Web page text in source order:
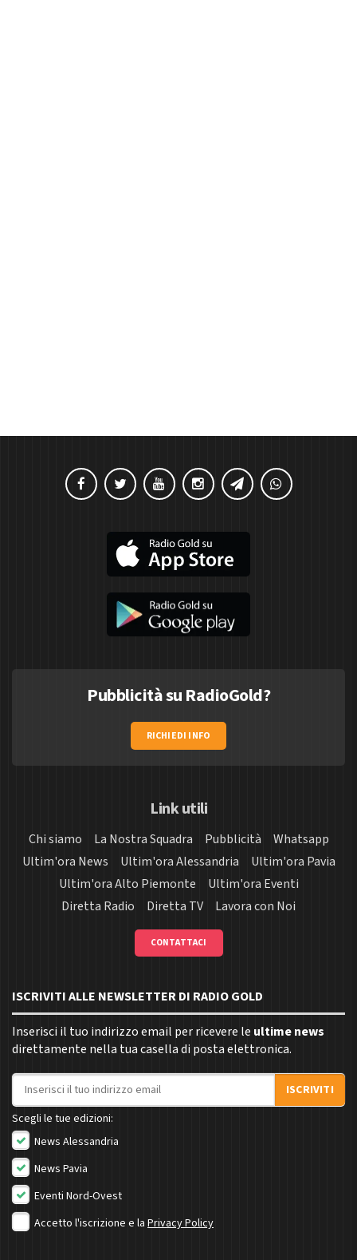
Pubblicità su RadioGold?
RICHIEDI INFO
Link utili
Chi siamo La Nostra Squadra Pubblicità
Whatsapp
Ultim'ora News
Ultim'ora Alessandria
Ultim'ora Pavia
Ultim'ora Alto Piemonte
Ultim'ora Eventi
Diretta Radio
Diretta TV Lavora con Noi
CONTATTACI
ISCRIVITI ALLE NEWSLETTER DI RADIO GOLD
Inserisci il tuo indirizzo email per ricevere le ultime news
direttamente nella tua casella di posta elettronica.
Indirizzo email
ISCRIVITI
Scegli le tue edizioni:
News Alessandria
News Pavia
Eventi Nord-Ovest
Accetto l'iscrizione e la Privacy Policy